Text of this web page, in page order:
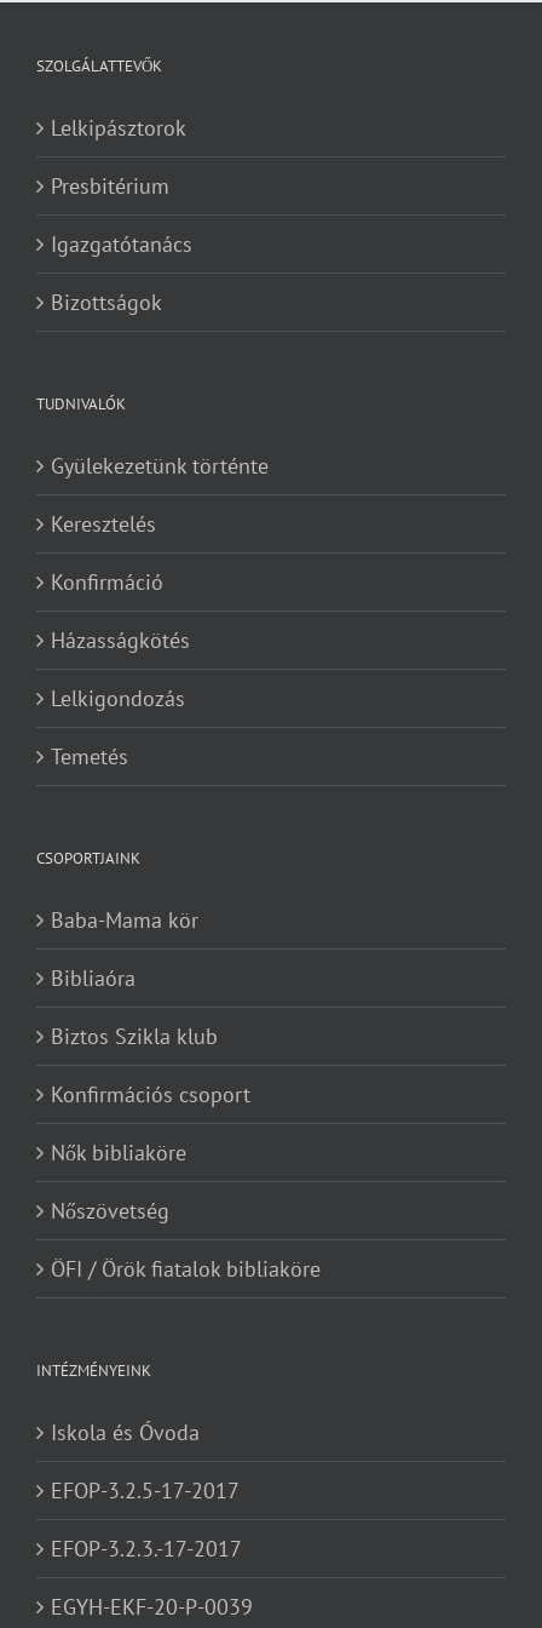
SZOLGÁLATTEVŐK
Lelkipásztorok
Presbitérium
Igazgatótanács
Bizottságok
TUDNIVALÓK
Gyülekezetünk történte
Keresztelés
Konfirmáció
Házasságkötés
Lelkigondozás
Temetés
CSOPORTJAINK
Baba-Mama kör
Bibliaóra
Biztos Szikla klub
Konfirmációs csoport
Nők bibliaköre
Nőszövetség
ÖFI / Örök fiatalok bibliaköre
INTÉZMÉNYEINK
Iskola és Óvoda
EFOP-3.2.5-17-2017
EFOP-3.2.3.-17-2017
EGYH-EKF-20-P-0039